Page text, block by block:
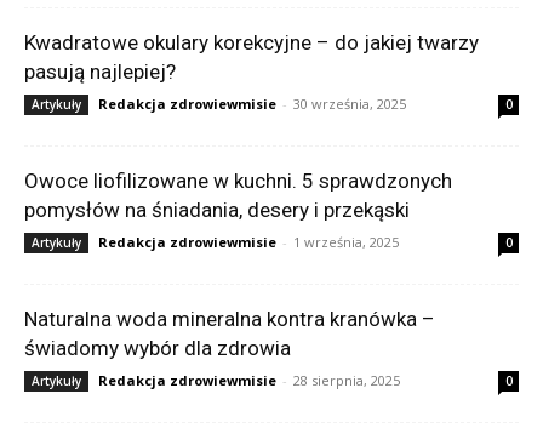
Kwadratowe okulary korekcyjne – do jakiej twarzy
pasują najlepiej?
Artykuły Redakcja zdrowiewmisie - 30 września, 2025 0
Owoce liofilizowane w kuchni. 5 sprawdzonych
pomysłów na śniadania, desery i przekąski
Artykuły Redakcja zdrowiewmisie - 1 września, 2025 0
Naturalna woda mineralna kontra kranówka –
świadomy wybór dla zdrowia
Artykuły Redakcja zdrowiewmisie - 28 sierpnia, 2025 0